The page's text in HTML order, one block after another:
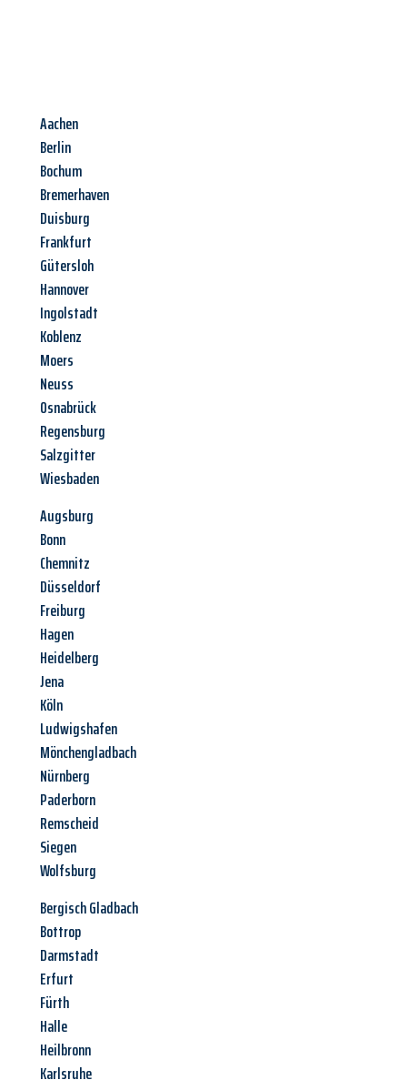
Aachen
Berlin
Bochum
Bremerhaven
Duisburg
Frankfurt
Gütersloh
Hannover
Ingolstadt
Koblenz
Moers
Neuss
Osnabrück
Regensburg
Salzgitter
Wiesbaden
Augsburg
Bonn
Chemnitz
Düsseldorf
Freiburg
Hagen
Heidelberg
Jena
Köln
Ludwigshafen
Mönchengladbach
Nürnberg
Paderborn
Remscheid
Siegen
Wolfsburg
Bergisch Gladbach
Bottrop
Darmstadt
Erfurt
Fürth
Halle
Heilbronn
Karlsruhe